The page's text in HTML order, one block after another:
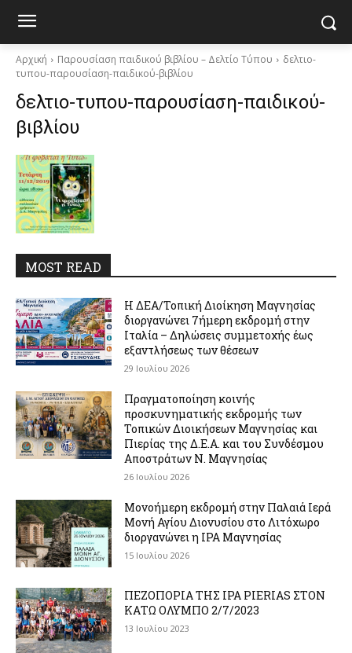
Αρχική Παρουσίαση παιδικού βιβλίου – Δελτίο Τύπου
δελτιο-
τυπου-παρουσίαση-παιδικού-βιβλίου
δελτιο-τυπου-παρουσίαση-παιδικού-
βιβλίου
MOST READ
Η ΔΕΑ/Τοπική Διοίκηση Μαγνησίας
διοργανώνει 7ήμερη εκδρομή στην
Ιταλία – Δηλώσεις συμμετοχής έως
εξαντλήσεως των θέσεων
29 Ιουλίου 2026
Πραγματοποίηση κοινής
προσκυνηματικής εκδρομής των
Τοπικών Διοικήσεων Μαγνησίας και
Πιερίας της Δ.Ε.Α. και του Συνδέσμου
Αποστράτων Ν. Μαγνησίας
26 Ιουλίου 2026
Μονοήμερη εκδρομή στην Παλαιά Ιερά
Μονή Αγίου Διονυσίου στο Λιτόχωρο
διοργανώνει η IPA Μαγνησίας
15 Ιουλίου 2026
ΠΕΖΟΠΟΡΙΑ ΤΗΣ IPA PIERIAS ΣΤΟΝ
ΚΑΤΩ ΟΛΥΜΠΟ 2/7/2023
13 Ιουλίου 2023